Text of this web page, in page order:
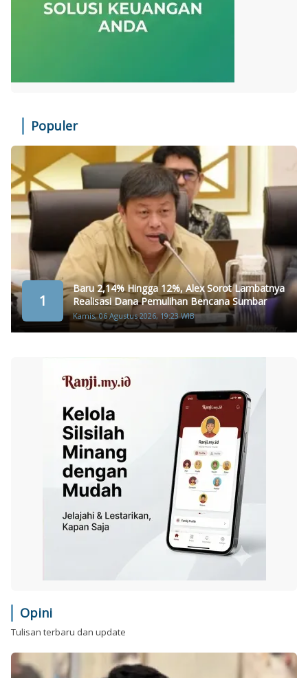
Populer
1
Baru 2,14% Hingga 12%, Alex Sorot Lambatnya
Realisasi Dana Pemulihan Bencana Sumbar
Kamis, 06 Agustus 2026, 19:23 WIB
Opini
Tulisan terbaru dan update